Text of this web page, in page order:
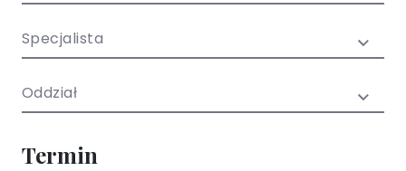
młodzieży
Specjalista
Oddział
Termin